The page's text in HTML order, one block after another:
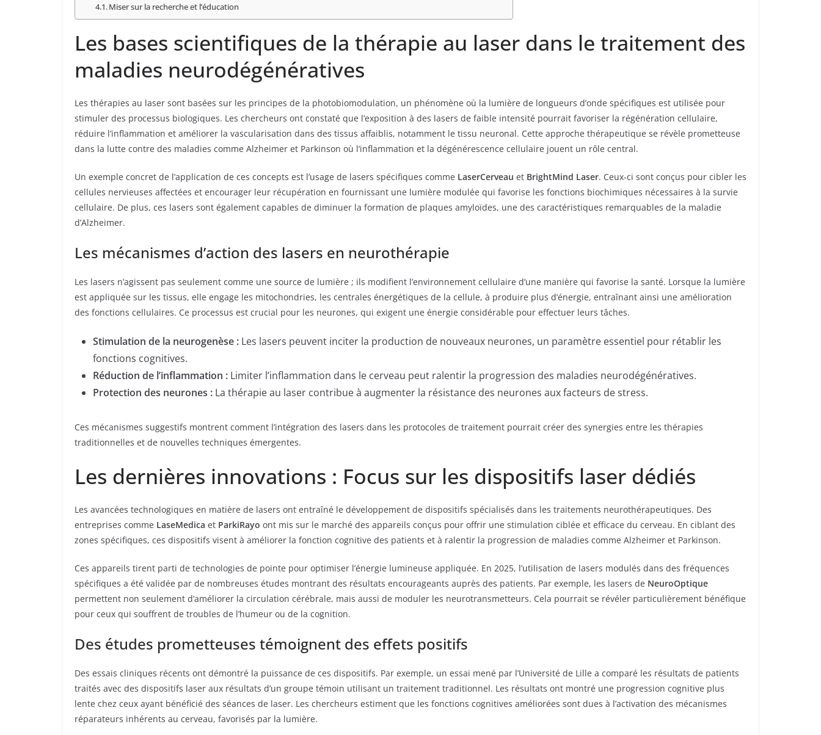
Miser sur la recherche et l’éducation
Les bases scientifiques de la thérapie au laser dans le traitement des
maladies neurodégénératives
Les thérapies au laser sont basées sur les principes de la photobiomodulation, un phénomène où la lumière de longueurs d’onde spécifiques est utilisée pour
stimuler des processus biologiques. Les chercheurs ont constaté que l’exposition à des lasers de faible intensité pourrait favoriser la régénération cellulaire,
réduire l’inflammation et améliorer la vascularisation dans des tissus affaiblis, notamment le tissu neuronal. Cette approche thérapeutique se révèle prometteuse
dans la lutte contre des maladies comme Alzheimer et Parkinson où l’inflammation et la dégénérescence cellulaire jouent un rôle central.
Un exemple concret de l’application de ces concepts est l’usage de lasers spécifiques comme LaserCerveau et BrightMind Laser. Ceux-ci sont conçus pour cibler les
cellules nervieuses affectées et encourager leur récupération en fournissant une lumière modulée qui favorise les fonctions biochimiques nécessaires à la survie
cellulaire. De plus, ces lasers sont également capables de diminuer la formation de plaques amyloïdes, une des caractéristiques remarquables de la maladie
d’Alzheimer.
Les mécanismes d’action des lasers en neurothérapie
Les lasers n’agissent pas seulement comme une source de lumière ; ils modifient l’environnement cellulaire d’une manière qui favorise la santé. Lorsque la lumière
est appliquée sur les tissus, elle engage les mitochondries, les centrales énergétiques de la cellule, à produire plus d’énergie, entraînant ainsi une amélioration
des fonctions cellulaires. Ce processus est crucial pour les neurones, qui exigent une énergie considérable pour effectuer leurs tâches.
Stimulation de la neurogenèse : Les lasers peuvent inciter la production de nouveaux neurones, un paramètre essentiel pour rétablir les
fonctions cognitives.
Réduction de l’inflammation : Limiter l’inflammation dans le cerveau peut ralentir la progression des maladies neurodégénératives.
Protection des neurones : La thérapie au laser contribue à augmenter la résistance des neurones aux facteurs de stress.
Ces mécanismes suggestifs montrent comment l’intégration des lasers dans les protocoles de traitement pourrait créer des synergies entre les thérapies
traditionnelles et de nouvelles techniques émergentes.
Les dernières innovations : Focus sur les dispositifs laser dédiés
Les avancées technologiques en matière de lasers ont entraîné le développement de dispositifs spécialisés dans les traitements neurothérapeutiques. Des
entreprises comme LaseMedica et ParkiRayo ont mis sur le marché des appareils conçus pour offrir une stimulation ciblée et efficace du cerveau. En ciblant des
zones spécifiques, ces dispositifs visent à améliorer la fonction cognitive des patients et à ralentir la progression de maladies comme Alzheimer et Parkinson.
Ces appareils tirent parti de technologies de pointe pour optimiser l’énergie lumineuse appliquée. En 2025, l’utilisation de lasers modulés dans des fréquences
spécifiques a été validée par de nombreuses études montrant des résultats encourageants auprès des patients. Par exemple, les lasers de NeuroOptique
permettent non seulement d’améliorer la circulation cérébrale, mais aussi de moduler les neurotransmetteurs. Cela pourrait se révéler particulièrement bénéfique
pour ceux qui souffrent de troubles de l’humeur ou de la cognition.
Des études prometteuses témoignent des effets positifs
Des essais cliniques récents ont démontré la puissance de ces dispositifs. Par exemple, un essai mené par l’Université de Lille a comparé les résultats de patients
traités avec des dispositifs laser aux résultats d’un groupe témoin utilisant un traitement traditionnel. Les résultats ont montré une progression cognitive plus
lente chez ceux ayant bénéficié des séances de laser. Les chercheurs estiment que les fonctions cognitives améliorées sont dues à l’activation des mécanismes
réparateurs inhérents au cerveau, favorisés par la lumière.